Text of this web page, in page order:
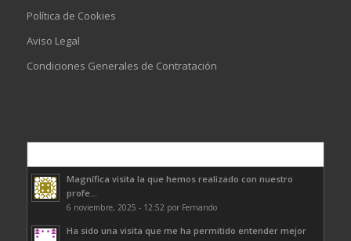
Política de Cookies
Aviso Legal
Condiciones Generales de Contratación
Magnífica visita la que hemos realizado con nuestro
profe...
6 noviembre, 2025 - 12:52 por Fernando
Ha sido una visita que me ha permitido entender mejor